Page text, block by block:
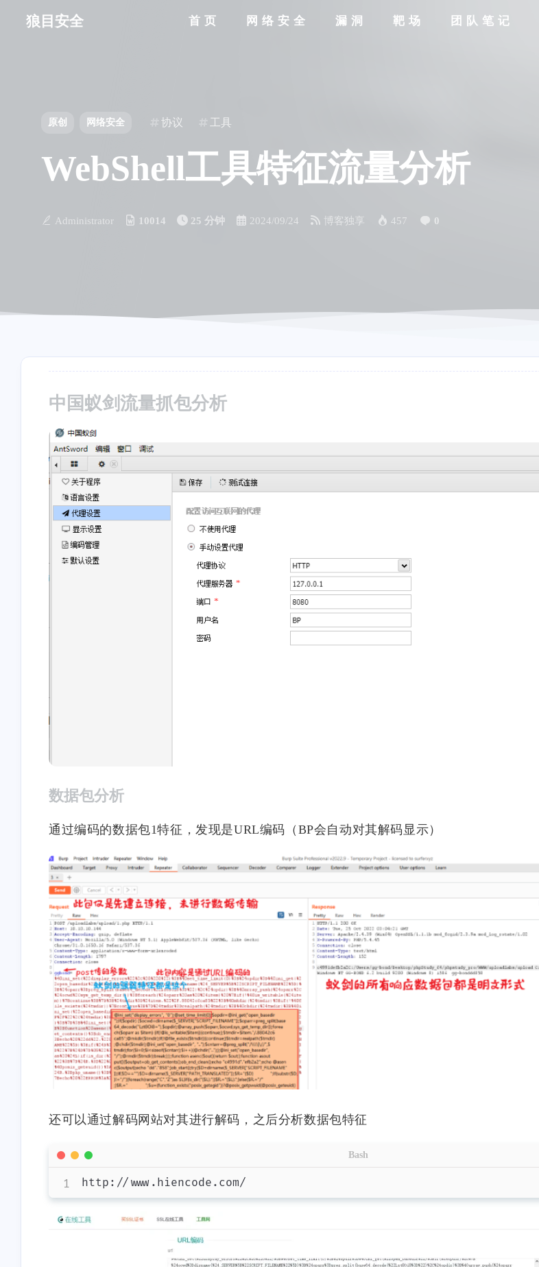
狼目安全 首页 网络安全 漏洞 靶场 团队笔记
原创 网络安全 协议 工具
WebShell工具特征流量分析
Administrator 10014 25 分钟 2024/09/24 博客独享 457 0
中国蚁剑流量抓包分析
数据包分析
通过编码的数据包1特征，发现是URL编码（BP会自动对其解码显示）
还可以通过解码网站对其进行解码，之后分析数据包特征
http://www.hiencode.com/
Bash